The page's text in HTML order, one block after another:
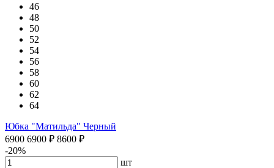
46
48
50
52
54
56
58
60
62
64
Юбка "Матильда" Черный
6900 6900 ₽ 8600 ₽
-20%
шт